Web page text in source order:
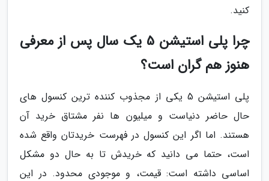
کنید.
چرا پلی استیشن 5 یک سال پس از معرفی
هنوز هم گران است؟
پلی استیشن 5 یکی از مجذوب کننده ترین کنسول های
حال حاضر دنیاست و میلیون ها نفر مشتاق خرید آن
هستند. اما اگر این کنسول در فهرست خریدتان واقع شده
است، حتما می دانید که خریدش تا به حال دو مشکل
اساسی داشته است: قیمت، و موجودی محدود. در این